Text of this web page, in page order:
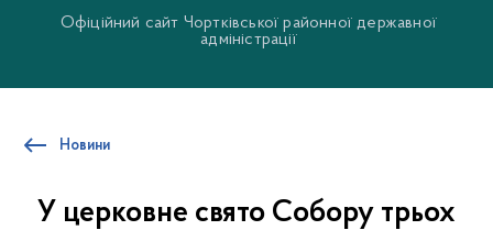
Офіційний сайт Чортківської районної державної
адміністрації
Новини
У церковне свято Собору трьох